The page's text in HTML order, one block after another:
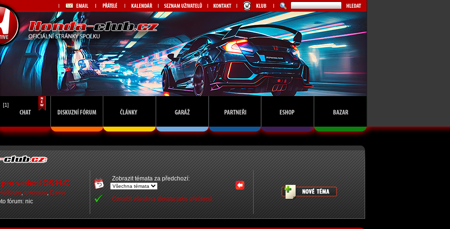
[1]
vedení OS H-C
Hellborn, crxmann, Daver
fórum: nic
Zobrazit témata za předchozí:
Označit všechna témata jako přečtená